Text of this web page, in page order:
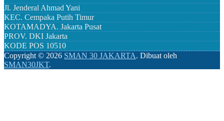
Jl. Jenderal Ahmad Yani
KEC. Cempaka Putih Timur
KOTAMADYA. Jakarta Pusat
PROV. DKI Jakarta
KODE POS 10510
Copyright © 2026 SMAN 30 JAKARTA. Dibuat oleh
SMAN30JKT.